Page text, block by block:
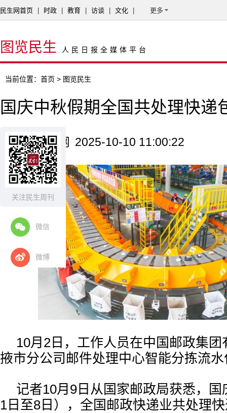
关注民生周刊
微信
微博
民生网首页 时政 教育 访谈 文化 更多
图览民生 人民日报全媒体平台
当前位置： 首页 > 图览民生
国庆中秋假期全国共处理快递
来源：新华网 2025-10-10 11:00:22
10月2日，工作人员在中国邮政集
掖市分公司邮件处理中心智能分拣流
记者10月9日从国家邮政局获悉，
1日至8日），全国邮政快递业共处理